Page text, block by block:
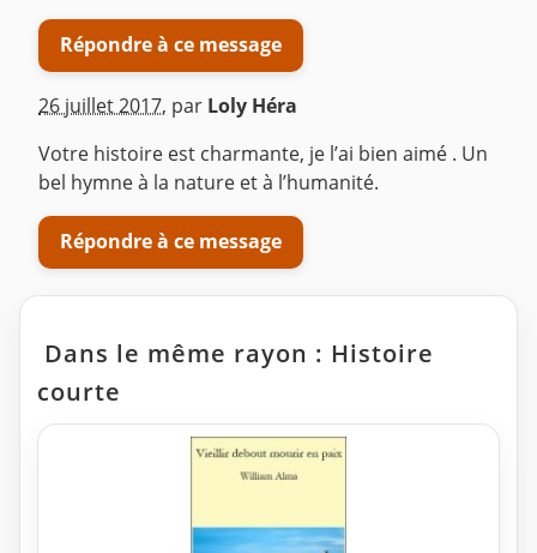
Répondre à ce message
26 juillet 2017, par Loly Héra
Votre histoire est charmante, je l’ai bien aimé . Un
bel hymne à la nature et à l’humanité.
Répondre à ce message
Dans le même rayon : Histoire
courte